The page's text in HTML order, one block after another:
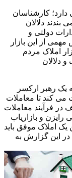
دارد؛ کارشناسان
بندند دلالان
دولتی و
از این بازار
املاک مردم
دلالان
رهبر ارکسر
می کند تا معاملات
در فرآیند معاملات
رایزن و بازاریاب
یک املاک موفق باید
این گزارش به